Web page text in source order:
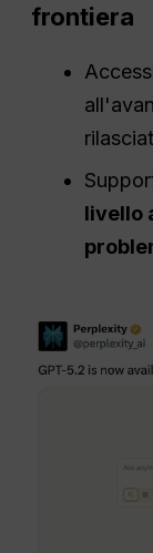
frontiera
livello